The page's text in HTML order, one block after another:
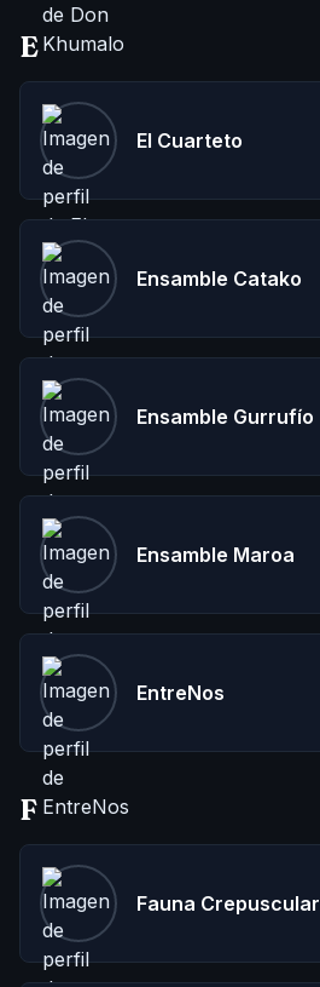
E
El Cuarteto
Ensamble Catako
Ensamble Gurrufío
Ensamble Maroa
EntreNos
F
Fauna Crepuscular